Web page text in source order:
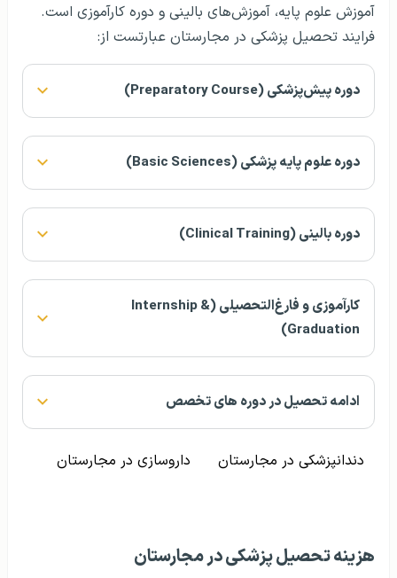
آموزش علوم پایه، آموزش‌های بالینی و دوره کارآموزی است.
فرایند تحصیل پزشکی در مجارستان عبارتست از:
دوره پیش‌پزشکی (Preparatory Course)
دوره علوم پایه پزشکی (Basic Sciences)
دوره بالینی (Clinical Training)
کارآموزی و فارغ‌التحصیلی (Internship &
Graduation)
ادامه تحصیل در دوره‌ های تخصص
دندانپزشکی در مجارستان داروسازی در مجارستان
هزینه تحصیل پزشکی در مجارستان